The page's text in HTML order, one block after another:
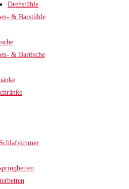
Drehstühle
& Barstühle
& Bartische